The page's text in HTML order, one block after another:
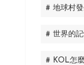
# 地球村
# 世界的
# KOL怎